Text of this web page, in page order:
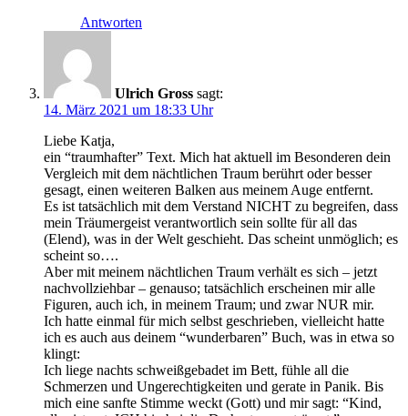
Antworten
Ulrich Gross sagt:
14. März 2021 um 18:33 Uhr
Liebe Katja,
ein “traumhafter” Text. Mich hat aktuell im Besonderen dein
Vergleich mit dem nächtlichen Traum berührt oder besser
gesagt, einen weiteren Balken aus meinem Auge entfernt.
Es ist tatsächlich mit dem Verstand NICHT zu begreifen, dass
mein Träumergeist verantwortlich sein sollte für all das
(Elend), was in der Welt geschieht. Das scheint unmöglich; es
scheint so….
Aber mit meinem nächtlichen Traum verhält es sich – jetzt
nachvollziehbar – genauso; tatsächlich erscheinen mir alle
Figuren, auch ich, in meinem Traum; und zwar NUR mir.
Ich hatte einmal für mich selbst geschrieben, vielleicht hatte
ich es auch aus deinem “wunderbaren” Buch, was in etwa so
klingt:
Ich liege nachts schweißgebadet im Bett, fühle all die
Schmerzen und Ungerechtigkeiten und gerate in Panik. Bis
mich eine sanfte Stimme weckt (Gott) und mir sagt: “Kind,